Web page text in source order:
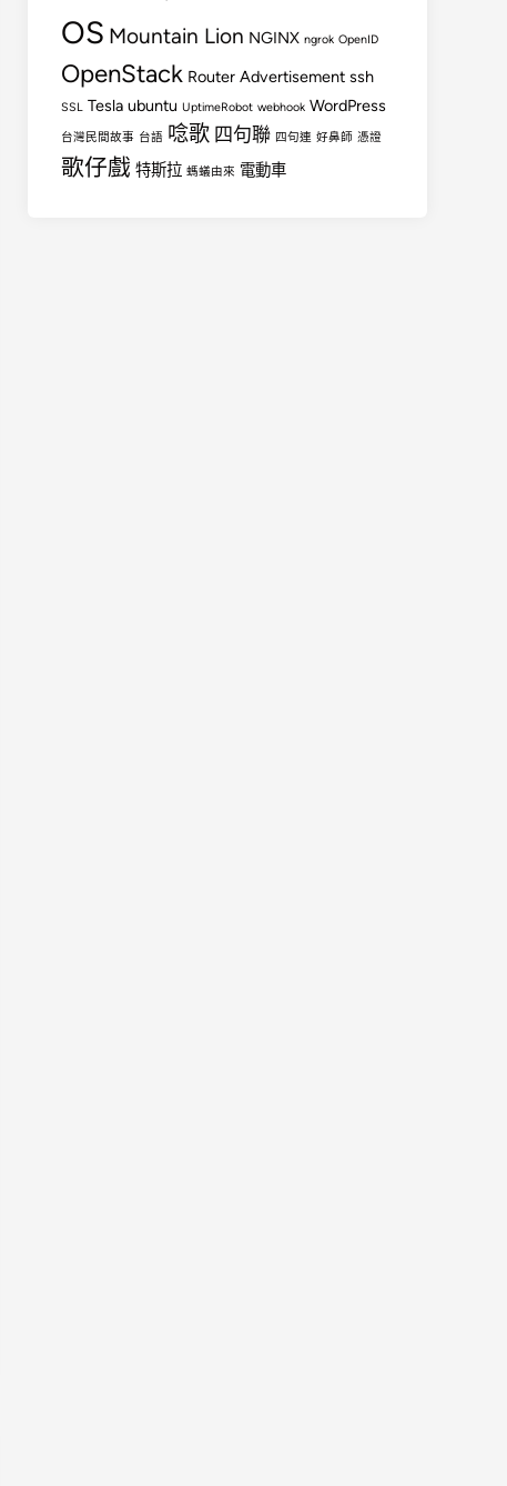
OS Mountain Lion NGINX ngrok OpenID
OpenStack Router Advertisement ssh
SSL Tesla ubuntu UptimeRobot webhook WordPress
台灣民間故事 台語 唸歌 四句聯 四句連 好鼻師 憑證
歌仔戲 特斯拉 螞蟻由來 電動車